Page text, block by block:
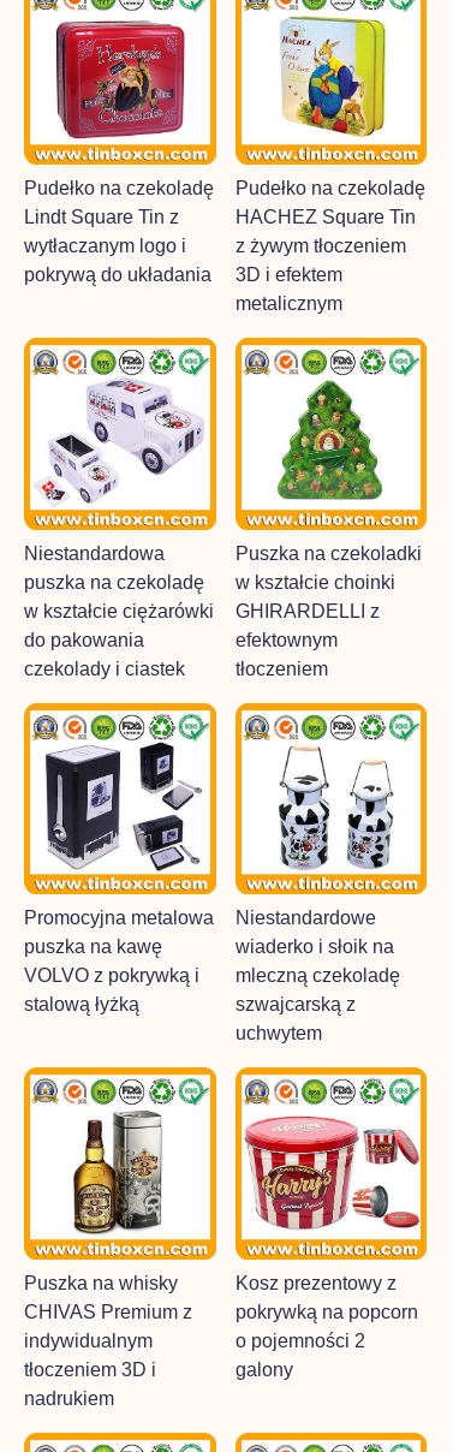
Pudełko na czekoladę
Lindt Square Tin z
wytłaczanym logo i
pokrywą do układania
Pudełko na czekoladę
HACHEZ Square Tin
z żywym tłoczeniem
3D i efektem
metalicznym
Niestandardowa
puszka na czekoladę
w kształcie ciężarówki
do pakowania
czekolady i ciastek
Puszka na czekoladki
w kształcie choinki
GHIRARDELLI z
efektownym
tłoczeniem
Promocyjna metalowa
puszka na kawę
VOLVO z pokrywką i
stalową łyżką
Niestandardowe
wiaderko i słoik na
mleczną czekoladę
szwajcarską z
uchwytem
Puszka na whisky
CHIVAS Premium z
indywidualnym
tłoczeniem 3D i
nadrukiem
Kosz prezentowy z
pokrywką na popcorn
o pojemności 2
galony